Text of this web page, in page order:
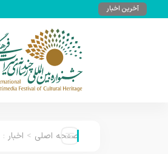
آخرین اخبار
صفحه اصلی > اخبار :